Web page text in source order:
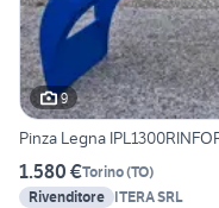
9
Pinza Legna
1.580 €Torino(TO)
Rivenditore ITERA SRL